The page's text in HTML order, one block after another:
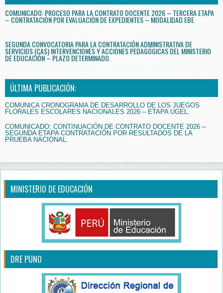
COMUNICADO: PROCESO PARA LA CONTRATO DOCENTE 2026 – TERCERA ETAPA
– CONTRATACIÓN POR EVALUACIÓN DE EXPEDIENTES – MODALIDAD EBE
SEGUNDA CONVOCATORIA PARA LA CONTRATACIÓN ADMINISTRATIVA DE
SERVICIOS (CAS) INTERVENCIONES Y ACCIONES PEDAGÓGICAS DEL MINISTERIO
DE EDUCACIÓN – PLAZO DETERMINADO.
ÚLTIMA PUBLICACIÓN:
COMUNICA CRONOGRAMA DE DESARROLLO DE LOS JUEGOS
FLORALES ESCOLARES NACIONALES 2026 – ETAPA UGEL.
COMUNICADO: CONTINUACIÓN DE CONTRATO DOCENTE 2026 –
SEGUNDA ETAPA CONTRATACIÓN POR RESULTADOS DE LA
PRUEBA NACIONAL.
MINISTERIO DE EDUCACIÓN
DRE PUNO